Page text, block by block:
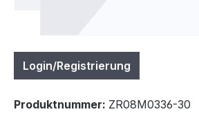
Login/Registrierung
Produktnummer: ZR08M0336-30